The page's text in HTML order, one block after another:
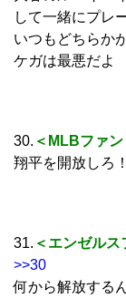
して一緒にプレ
いつもどちらか
ケガは最悪だよ
30. ＜MLBファン
翔平を開放しろ！
31. ＜エンゼルス
>>30
何から解放する